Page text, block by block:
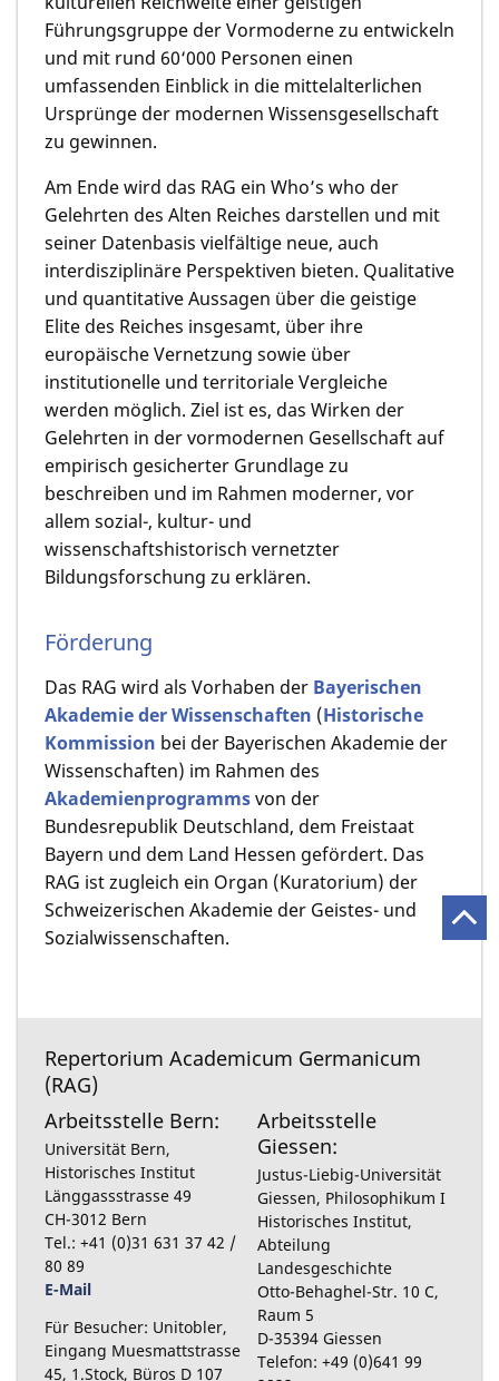
Führungsgruppe der Vormoderne zu entwickeln
und mit rund 60‘000 Personen einen
umfassenden Einblick in die mittelalterlichen
Ursprünge der modernen Wissensgesellschaft
zu gewinnen.
Am Ende wird das RAG ein Who’s who der
Gelehrten des Alten Reiches darstellen und mit
seiner Datenbasis vielfältige neue, auch
interdisziplinäre Perspektiven bieten. Qualitative
und quantitative Aussagen über die geistige
Elite des Reiches insgesamt, über ihre
europäische Vernetzung sowie über
institutionelle und territoriale Vergleiche
werden möglich. Ziel ist es, das Wirken der
Gelehrten in der vormodernen Gesellschaft auf
empirisch gesicherter Grundlage zu
beschreiben und im Rahmen moderner, vor
allem sozial-, kultur- und
wissenschaftshistorisch vernetzter
Bildungsforschung zu erklären.
Förderung
Das RAG wird als Vorhaben der Bayerischen
Akademie der Wissenschaften (Historische
Kommission bei der Bayerischen Akademie der
Wissenschaften) im Rahmen des
Akademienprogrammsvon der
Bundesrepublik Deutschland, dem Freistaat
Bayern und dem Land Hessen gefördert. Das
RAG ist zugleich ein Organ (Kuratorium) der
Schweizerischen Akademie der Geistes- und
Sozialwissenschaften.
Repertorium Academicum Germanicum
(RAG)
Arbeitsstelle Bern:
Universität Bern,
Historisches Institut
Länggassstrasse 49
CH-3012 Bern
Tel.: +41 (0)31 631 37 42 /
80 89
E-Mail
Für Besucher: Unitobler,
Eingang Muesmattstrasse
45, 1.Stock, Büros D 107
Arbeitsstelle
Giessen:
Justus-Liebig-Universität
Giessen, Philosophikum I
Historisches Institut,
Abteilung
Landesgeschichte
Otto-Behaghel-Str. 10 C,
Raum 5
D-35394 Giessen
Telefon: +49 (0)641 99